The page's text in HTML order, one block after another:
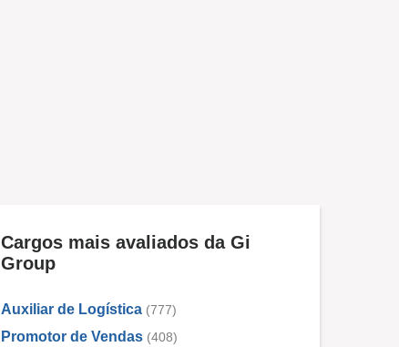
Cargos mais avaliados da Gi
Group
Auxiliar de Logística (777)
Promotor de Vendas (408)